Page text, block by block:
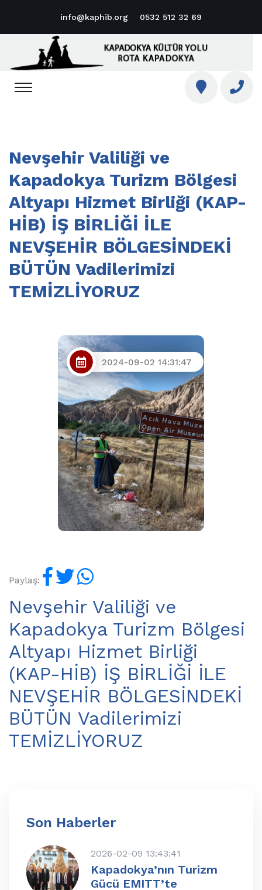
info@kaphib.org 0532 512 32 69
Nevşehir Valiliği ve
Kapadokya Turizm Bölgesi
Altyapı Hizmet Birliği (KAP-
HİB) İŞ BİRLİĞİ İLE
NEVŞEHİR BÖLGESİNDEKİ
BÜTÜN Vadilerimizi
TEMİZLİYORUZ
2024-09-02 14:31:47
Paylaş:
Nevşehir Valiliği ve
Kapadokya Turizm Bölgesi
Altyapı Hizmet Birliği
(KAP-HİB) İŞ BİRLİĞİ İLE
NEVŞEHİR BÖLGESİNDEKİ
BÜTÜN Vadilerimizi
TEMİZLİYORUZ
Son Haberler
2026-02-09 13:43:41
Kapadokya’nın Turizm
Gücü EMITT’te